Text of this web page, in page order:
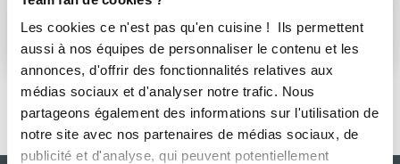
Les cookies ce n'est pas qu'en cuisine ! Ils permettent
aussi à nos équipes de personnaliser le contenu et les
annonces, d'offrir des fonctionnalités relatives aux
médias sociaux et d'analyser notre trafic. Nous
partageons également des informations sur l'utilisation de
notre site avec nos partenaires de médias sociaux, de
publicité et d'analyse, qui peuvent potentiellement